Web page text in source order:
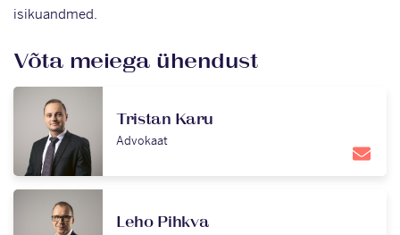
isikuandmed.
Võta meiega ühendust
Tristan Karu
Advokaat
Leho Pihkva